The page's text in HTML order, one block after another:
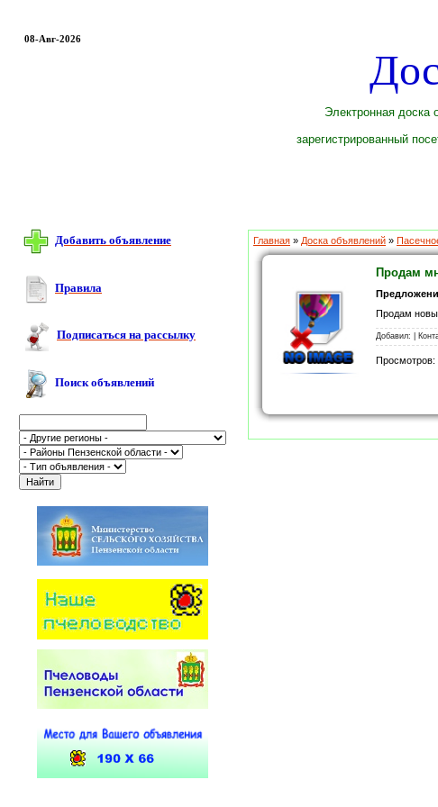
08-Авг-2026
Электронная
зарегистрированный
Добавить объявление
Правила
Подписаться на рассылку
Поиск объявлений
Главная » Доска объявлений »
Продам
Продам
Добавил: |
Просмотров: